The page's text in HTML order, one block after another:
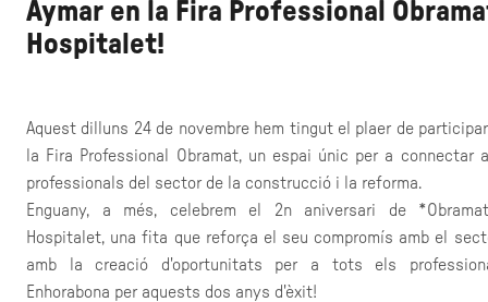
Aymar en la Fira Professional
Hospitalet!
Aquest dilluns 24 de novembre hem tingut el plaer de
la Fira Professional Obramat, un espai únic per a connectar
professionals del sector de la construcció i la reforma.
Enguany, a més, celebrem el 2n aniversari de
Hospitalet, una fita que reforça el seu compromís amb el
amb la creació d'oportunitats per a tots els
Enhorabona per aquests dos anys d'èxit!